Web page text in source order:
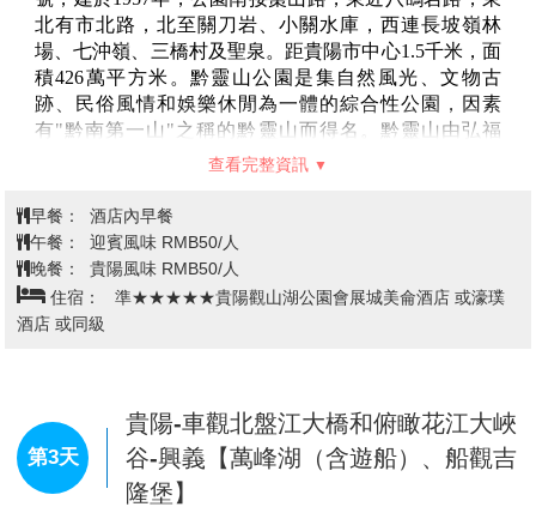
今日帶著愉快雀躍的心情集合於臺北松山機場，搭乘豪
華客機飛往素有「霧都山城」之稱的重慶市 。
【重慶】因嘉陵江古稱“渝水”，故重慶簡稱“渝”。北宋
（1189年）正月，孝宗之子趙惇先封恭王，二月即帝位
為宋光宗皇帝，稱為“雙重喜慶”，遂升恭州為重慶府，
重慶由此而得名。
查看完整資訊
早餐： XXX
同級